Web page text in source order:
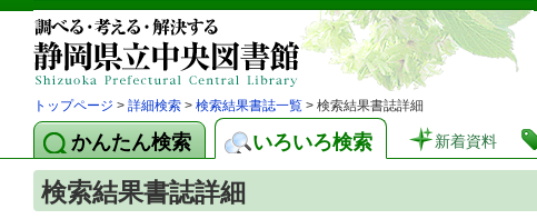
トップページ > 詳細検索 > 検索結果書誌一覧 > 検索結果書誌詳細
かんたん検索 いろいろ検索 新着資料
検索結果書誌詳細